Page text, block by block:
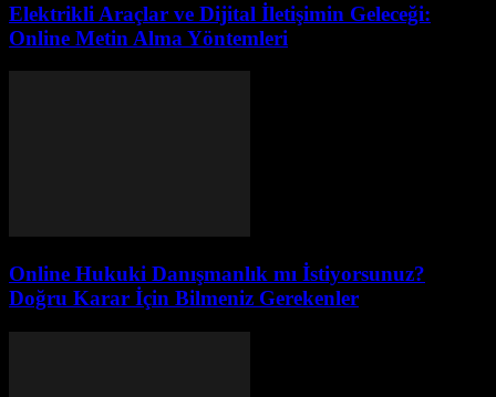
Elektrikli Araçlar ve Dijital İletişimin Geleceği:
Online Metin Alma Yöntemleri
Online Hukuki Danışmanlık mı İstiyorsunuz?
Doğru Karar İçin Bilmeniz Gerekenler